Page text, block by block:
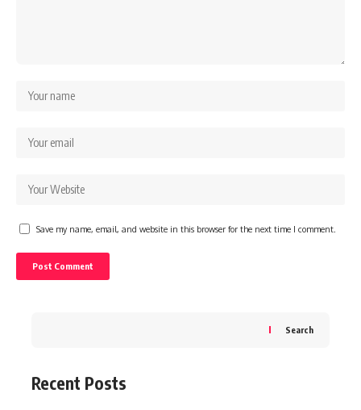
Save my name, email, and website in this browser for the next time I comment.
Search
Recent Posts